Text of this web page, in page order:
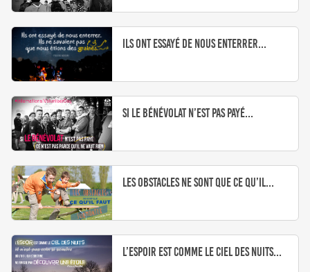
Ils ont essayé de nous enterrer...
Si le bénévolat n’est pas payé...
Les obstacles ne sont que ce qu’il...
L’espoir est comme le ciel des nuits...